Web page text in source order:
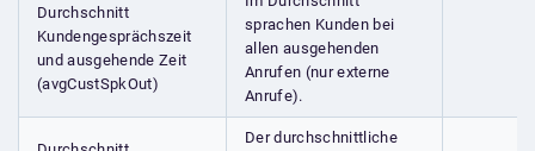
Durchschnitt
Kundengesprächszeit
und ausgehende Zeit
(avgCustSpkOut)
sprachen Kunden bei
allen ausgehenden
Anrufen (nur externe
Anrufe).
Der durchschnittliche